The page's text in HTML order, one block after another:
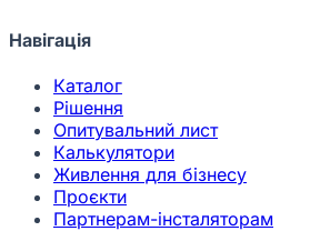
Навігація
Каталог
Рішення
Опитувальний лист
Калькулятори
Живлення для бізнесу
Проєкти
Партнерам-інсталяторам